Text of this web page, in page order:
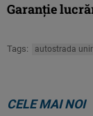
Garanție
Tags: autostrada
CELE MAI NOI